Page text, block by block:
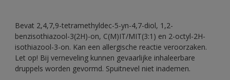
Bevat 2,4,7,9-tetramethyldec-5-yn-4,7-diol, 1,2-
benzisothiazool-3(2H)-on, C(M)IT/MIT(3:1) en 2-octyl-2H-
isothiazool-3-on. Kan een allergische reactie veroorzaken.
Let op! Bij verneveling kunnen gevaarlijke inhaleerbare
druppels worden gevormd. Spuitnevel niet inademen.